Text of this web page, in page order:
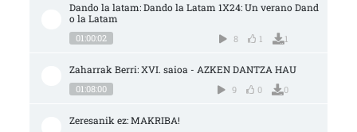
Dando la latam: Dando la Latam 1X24: Un verano Dand
o la Latam
01:00:02 8 1 1
Zaharrak Berri: XVI. saioa - AZKEN DANTZA HAU
01:08:00 9 0 0
Zeresanik ez: MAKRIBA!